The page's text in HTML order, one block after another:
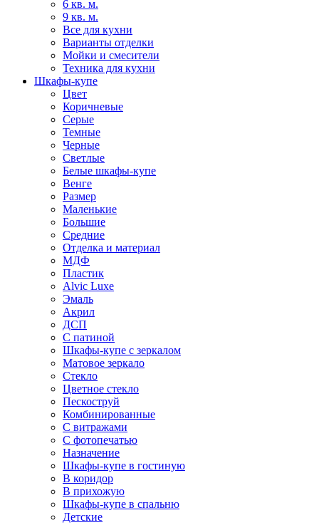
6 кв. м.
9 кв. м.
Все для кухни
Варианты отделки
Мойки и смесители
Техника для кухни
Шкафы-купе
Цвет
Коричневые
Серые
Темные
Черные
Светлые
Белые шкафы-купе
Венге
Размер
Маленькие
Большие
Средние
Отделка и материал
МДФ
Пластик
Alvic Luxe
Эмаль
Акрил
ДСП
С патиной
Шкафы-купе с зеркалом
Матовое зеркало
Стекло
Цветное стекло
Пескоструй
Комбинированные
С витражами
С фотопечатью
Назначение
Шкафы-купе в гостиную
В коридор
В прихожую
Шкафы-купе в спальню
Детские